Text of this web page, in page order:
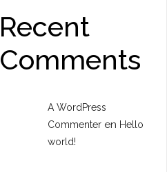
Recent
Comments
A WordPress
Commenter en Hello
world!